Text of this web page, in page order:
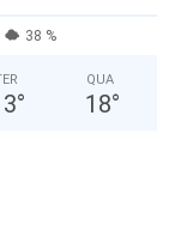
38 %
°
QUA
18°